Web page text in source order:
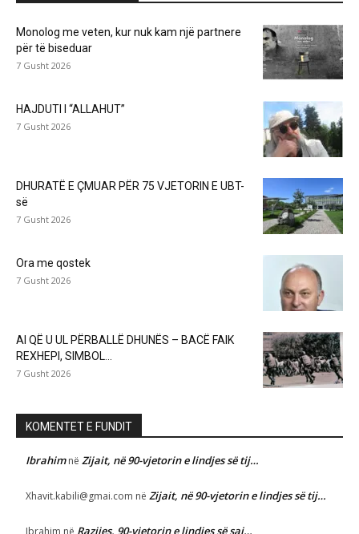
Monolog me veten, kur nuk kam një partnere
për të biseduar
7 Gusht 2026
HAJDUTI I “ALLAHUT”
7 Gusht 2026
DHURATË E ÇMUAR PËR 75 VJETORIN E UBT-
së
7 Gusht 2026
Ora me qostek
7 Gusht 2026
AI QË U UL PËRBALLË DHUNËS – BACË FAIK
REXHEPI, SIMBOL...
7 Gusht 2026
KOMENTET E FUNDIT
Ibrahimnë Zijait, në 90-vjetorin e lindjes së tij…
Xhavit.kabili@gmai.com në Zijait, në 90-vjetorin e lindjes së tij…
Razijes, 90-vjetorin e lindjes së saj…